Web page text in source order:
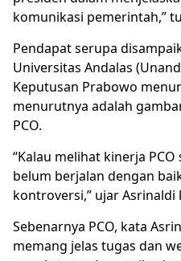
komunikasi pemerintah,”
Pendapat serupa
Universitas Andalas
Keputusan Prabowo
menurutnya adalah
PCO.
“Kalau melihat kinerja
belum berjalan dengan
kontroversi,” ujar Asrinaldi
Sebenarnya PCO, kata
memang jelas tugas dan